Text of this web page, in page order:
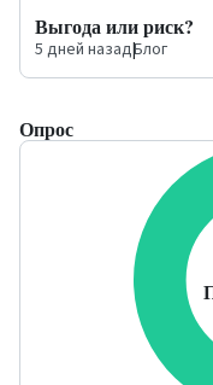
Выгода или риск?
5 дней назад|Блог
Опрос